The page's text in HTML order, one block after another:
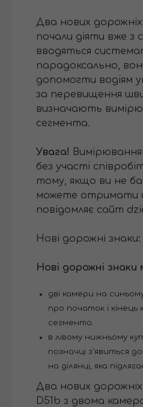
Два нових
почали діяти вже з
вводяться
парадоксально,
допомогти водіям
за перевищення
визначають
сегмента.
Увага! Вимірювання
без участі
тому, якщо ви не
можете отримати
повідомляє сайт
Нові дорожні знаки:
Нові дорожні знаки
дві камери на
про початок і
сегмента.
в лівому нижньому
позначці з'явиться
на ділянці, яка
Два нових дорожніх
D51b з двома